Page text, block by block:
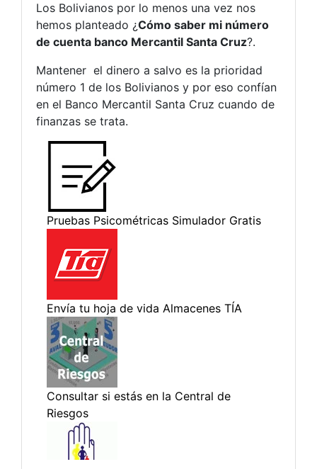
Los Bolivianos por lo menos una vez nos
hemos planteado ¿Cómo saber mi número
de cuenta banco Mercantil Santa Cruz?.
Mantener el dinero a salvo es la prioridad
número 1 de los Bolivianos y por eso confían
en el Banco Mercantil Santa Cruz cuando de
finanzas se trata.